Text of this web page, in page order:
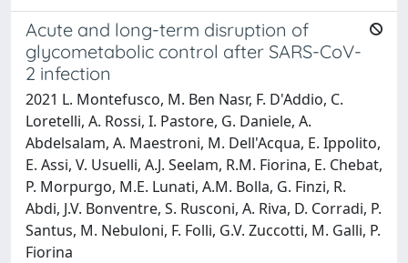
Acute and long-term disruption of
glycometabolic control after SARS-CoV-
2 infection
2021 L. Montefusco, M. Ben Nasr, F. D'Addio, C.
Loretelli, A. Rossi, I. Pastore, G. Daniele, A.
Abdelsalam, A. Maestroni, M. Dell'Acqua, E. Ippolito,
E. Assi, V. Usuelli, A.J. Seelam, R.M. Fiorina, E. Chebat,
P. Morpurgo, M.E. Lunati, A.M. Bolla, G. Finzi, R.
Abdi, J.V. Bonventre, S. Rusconi, A. Riva, D. Corradi, P.
Santus, M. Nebuloni, F. Folli, G.V. Zuccotti, M. Galli, P.
Fiorina